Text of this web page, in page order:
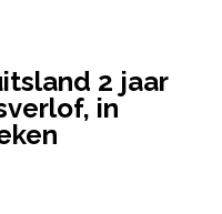
2 jaar
in